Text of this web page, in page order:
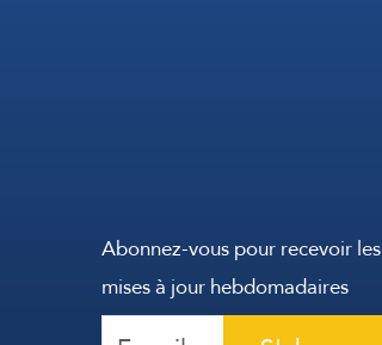
Abonnez-vous pour recevoir les
mises à jour hebdomadaires